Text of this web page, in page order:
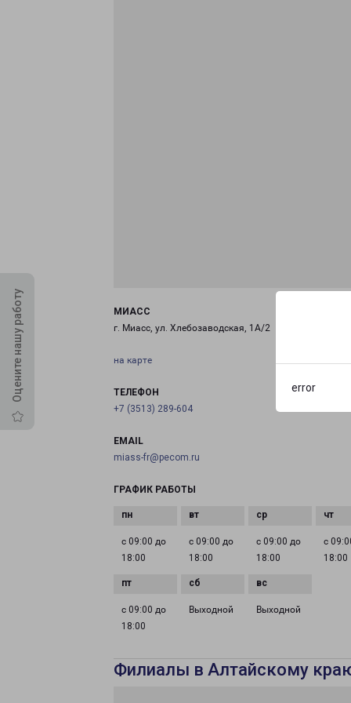
error
Оцените нашу работу
МИАСС
г. Миасс, ул. Хлебозаводская, 1А/2
на карте
ТЕЛЕФОН
+7 (3513) 289-604
EMAIL
miass-fr@pecom.ru
ГРАФИК РАБОТЫ
с 09:00 до
18:00
с 09:00 до
18:00
с 09:00 до
18:00
с
18:00
с 09:00 до
18:00
Выходной Выходной
Филиалы в Алтайскому